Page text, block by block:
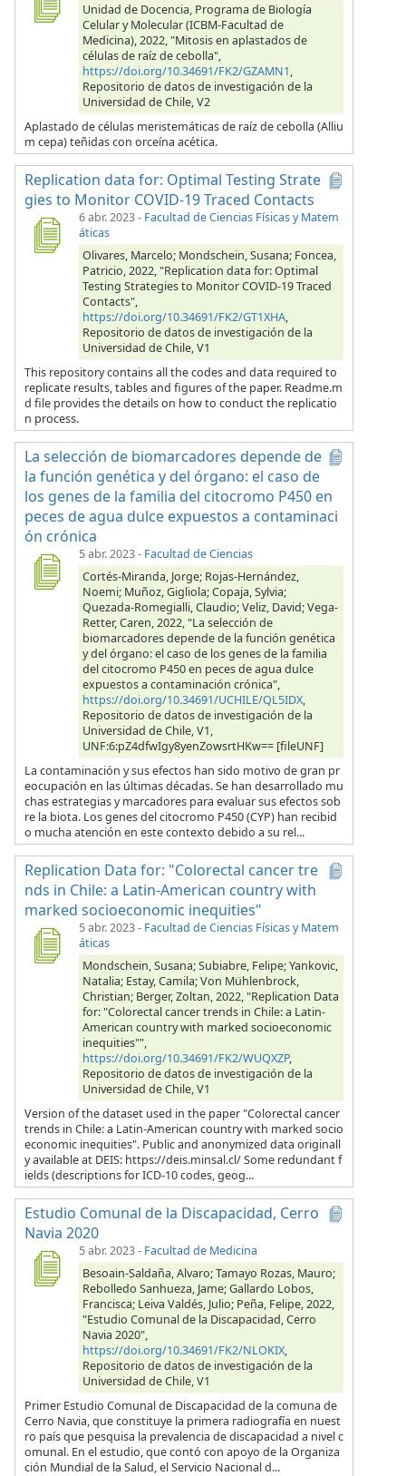
Unidad de Docencia, Programa de Biología
Celular y Molecular (ICBM-Facultad de
Medicina), 2022, "Mitosis en aplastados de
células de raíz de cebolla",
https://doi.org/10.34691/FK2/GZAMN1,
Repositorio de datos de investigación de la
Universidad de Chile, V2
Aplastado de células meristemáticas de raíz de cebolla (Alliu
m cepa) teñidas con orceína acética.
Replication data for: Optimal Testing Strate
gies to Monitor COVID-19 Traced Contacts
6 abr. 2023- Facultad de Ciencias Físicas y Matem
áticas
Olivares, Marcelo; Mondschein, Susana; Foncea,
Patricio, 2022, "Replication data for: Optimal
Testing Strategies to Monitor COVID-19 Traced
Contacts",
https://doi.org/10.34691/FK2/GT1XHA,
Repositorio de datos de investigación de la
Universidad de Chile, V1
This repository contains all the codes and data required to
replicate results, tables and figures of the paper. Readme.m
d file provides the details on how to conduct the replicatio
n process.
La selección de biomarcadores depende de
la función genética y del órgano: el caso de
los genes de la familia del citocromo P450 en
peces de agua dulce expuestos a contaminaci
ón crónica
5 abr. 2023- Facultad de Ciencias
Cortés-Miranda, Jorge; Rojas-Hernández,
Noemi; Muñoz, Gigliola; Copaja, Sylvia;
Quezada-Romegialli, Claudio; Veliz, David; Vega-
Retter, Caren, 2022, "La selección de
biomarcadores depende de la función genética
y del órgano: el caso de los genes de la familia
del citocromo P450 en peces de agua dulce
expuestos a contaminación crónica",
https://doi.org/10.34691/UCHILE/QL5IDX,
Repositorio de datos de investigación de la
Universidad de Chile, V1,
UNF:6:pZ4dfwIgy8yenZowsrtHKw== [fileUNF]
La contaminación y sus efectos han sido motivo de gran pr
eocupación en las últimas décadas. Se han desarrollado mu
chas estrategias y marcadores para evaluar sus efectos sob
re la biota. Los genes del citocromo P450 (CYP) han recibid
o mucha atención en este contexto debido a su rel...
Replication Data for: "Colorectal cancer tre
nds in Chile: a Latin-American country with
marked socioeconomic inequities"
5 abr. 2023- Facultad de Ciencias Físicas y Matem
áticas
Mondschein, Susana; Subiabre, Felipe; Yankovic,
Natalia; Estay, Camila; Von Mühlenbrock,
Christian; Berger, Zoltan, 2022, "Replication Data
for: "Colorectal cancer trends in Chile: a Latin-
American country with marked socioeconomic
inequities"",
https://doi.org/10.34691/FK2/WUQXZP,
Repositorio de datos de investigación de la
Universidad de Chile, V1
Version of the dataset used in the paper "Colorectal cancer
trends in Chile: a Latin-American country with marked socio
economic inequities". Public and anonymized data originall
y available at DEIS: https://deis.minsal.cl/ Some redundant f
ields (descriptions for ICD-10 codes, geog...
Estudio Comunal de la Discapacidad, Cerro
Navia 2020
5 abr. 2023- Facultad de Medicina
Besoain-Saldaña, Alvaro; Tamayo Rozas, Mauro;
Rebolledo Sanhueza, Jame; Gallardo Lobos,
Francisca; Leiva Valdés, Julio; Peña, Felipe, 2022,
"Estudio Comunal de la Discapacidad, Cerro
Navia 2020",
https://doi.org/10.34691/FK2/NLOKIX,
Repositorio de datos de investigación de la
Universidad de Chile, V1
Primer Estudio Comunal de Discapacidad de la comuna de
Cerro Navia, que constituye la primera radiografía en nuest
ro país que pesquisa la prevalencia de discapacidad a nivel c
omunal. En el estudio, que contó con apoyo de la Organiza
ción Mundial de la Salud, el Servicio Nacional d...